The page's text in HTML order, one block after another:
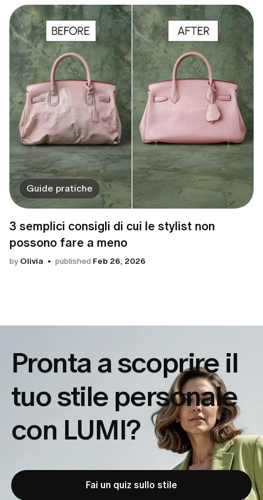
Guide pratiche
3 semplici consigli di cui le stylist non
possono fare a meno
by Olivia published Feb 26, 2026
Pronta a scoprire il
tuostile personale
con LUMI?
Fai un quiz sullo stile